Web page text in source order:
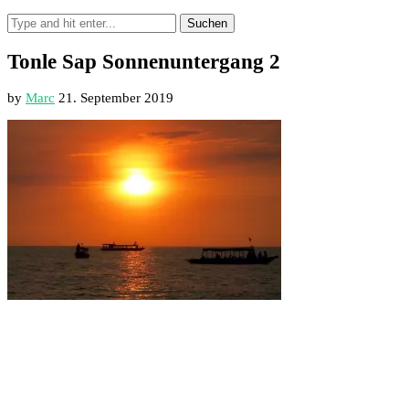
Suchen
Tonle Sap Sonnenuntergang 2
by Marc 21. September 2019